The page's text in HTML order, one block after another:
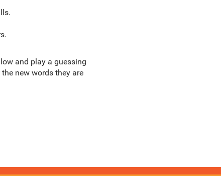
and play a guessing
new words they are